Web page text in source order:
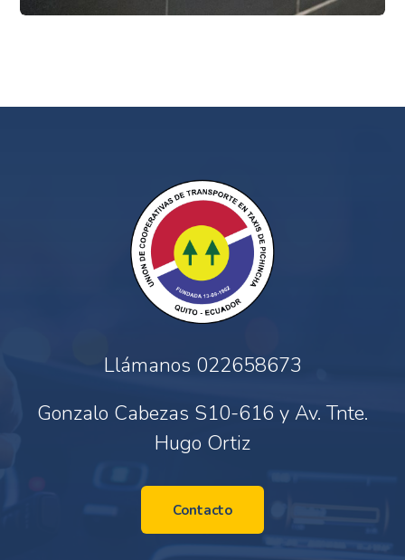
Llámanos 022658673
Gonzalo Cabezas S10-616 y Av. Tnte.
Hugo Ortiz
Contacto